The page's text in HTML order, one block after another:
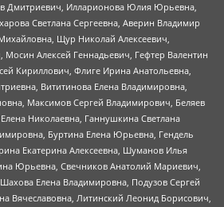
Дмитриевич, Илларионова Юлия Юрьевна,
Светлана Сергеевна, Аверин Владимир
Щур Николай Алексеевич,
Алексей Геннадьевич, Гефтер Валентин
Кириллович, Флиге Ирина Анатольевна,
Вититинова Елена Владимировна,
Максимов Сергей Владимирович, Беляев
Николаевна, Ганнушкина Светлана
Буртина Елена Юрьевна, Гендель
Екатерина Алексеевна, Шуманов Илья
Юрьевна, Свечников Анатолий Мариевич,
Елена Владимировна, Подузов Сергей
Вячеславовна, Литинский Леонид Борисович,